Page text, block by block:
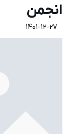
انجمن
1401-12-27